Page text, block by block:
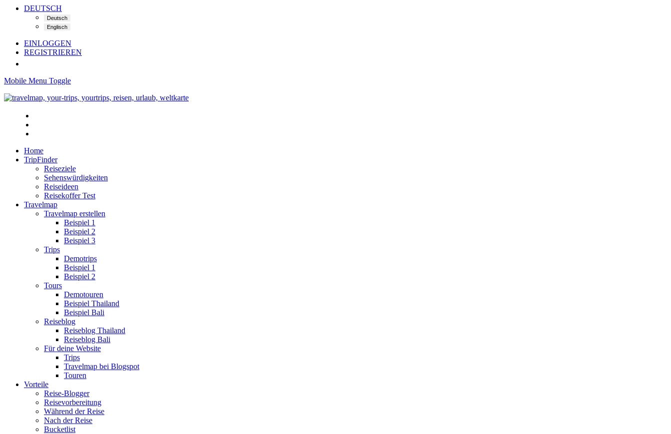
DEUTSCH
EINLOGGEN
REGISTRIEREN
Mobile Menu Toggle
Home
TripFinder
Reiseziele
Sehenswürdigkeiten
Reiseideen
Reisekoffer Test
Travelmap
Travelmap erstellen
Beispiel 1
Beispiel 2
Beispiel 3
Trips
Demotrips
Beispiel 1
Beispiel 2
Tours
Demotouren
Beispiel Thailand
Beispiel Bali
Reiseblog
Reiseblog Thailand
Reiseblog Bali
Für deine Website
Trips
Travelmap bei Blogspot
Touren
Vorteile
Reise-Blogger
Reisevorbereitung
Während der Reise
Nach der Reise
Bucketlist